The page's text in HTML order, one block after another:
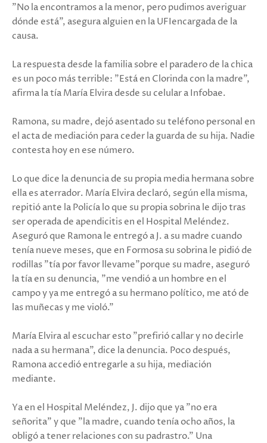
"No la encontramos a la menor, pero pudimos averiguar
dónde está", asegura alguien en la UFIencargada de la
causa.
La respuesta desde la familia sobre el paradero de la chica
es un poco más terrible: "Está en Clorinda con la madre",
afirma la tía María Elvira desde su celular a Infobae.
Ramona, su madre, dejó asentado su teléfono personal en
el acta de mediación para ceder la guarda de su hija. Nadie
contesta hoy en ese número.
Lo que dice la denuncia de su propia media hermana sobre
ella es aterrador. María Elvira declaró, según ella misma,
repitió ante la Policía lo que su propia sobrina le dijo tras
ser operada de apendicitis en el Hospital Meléndez.
Aseguró que Ramona le entregó a J. a su madre cuando
tenía nueve meses, que en Formosa su sobrina le pidió de
rodillas "tía por favor llevame"porque su madre, aseguró
la tía en su denuncia, "me vendió a un hombre en el
campo y ya me entregó a su hermano político, me ató de
las muñecas y me violó."
María Elvira al escuchar esto "prefirió callar y no decirle
nada a su hermana", dice la denuncia. Poco después,
Ramona accedió entregarle a su hija, mediación
mediante.
Ya en el Hospital Meléndez, J. dijo que ya "no era
señorita" y que "la madre, cuando tenía ocho años, la
obligó a tener relaciones con su padrastro." Una